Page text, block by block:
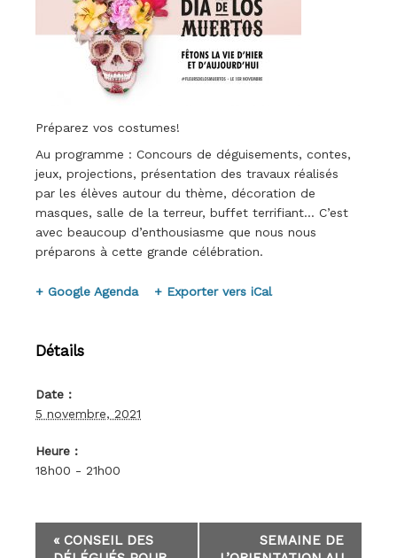
Préparez vos costumes!
Au programme : Concours de déguisements, contes,
jeux, projections, présentation des travaux réalisés
par les élèves autour du thème, décoration de
masques, salle de la terreur, buffet terrifiant… C’est
avec beaucoup d’enthousiasme que nous nous
préparons à cette grande célébration.
+ Google Agenda + Exporter vers iCal
Détails
Date :
5 novembre, 2021
Heure :
18h00 - 21h00
«CONSEIL DES
SEMAINE DE